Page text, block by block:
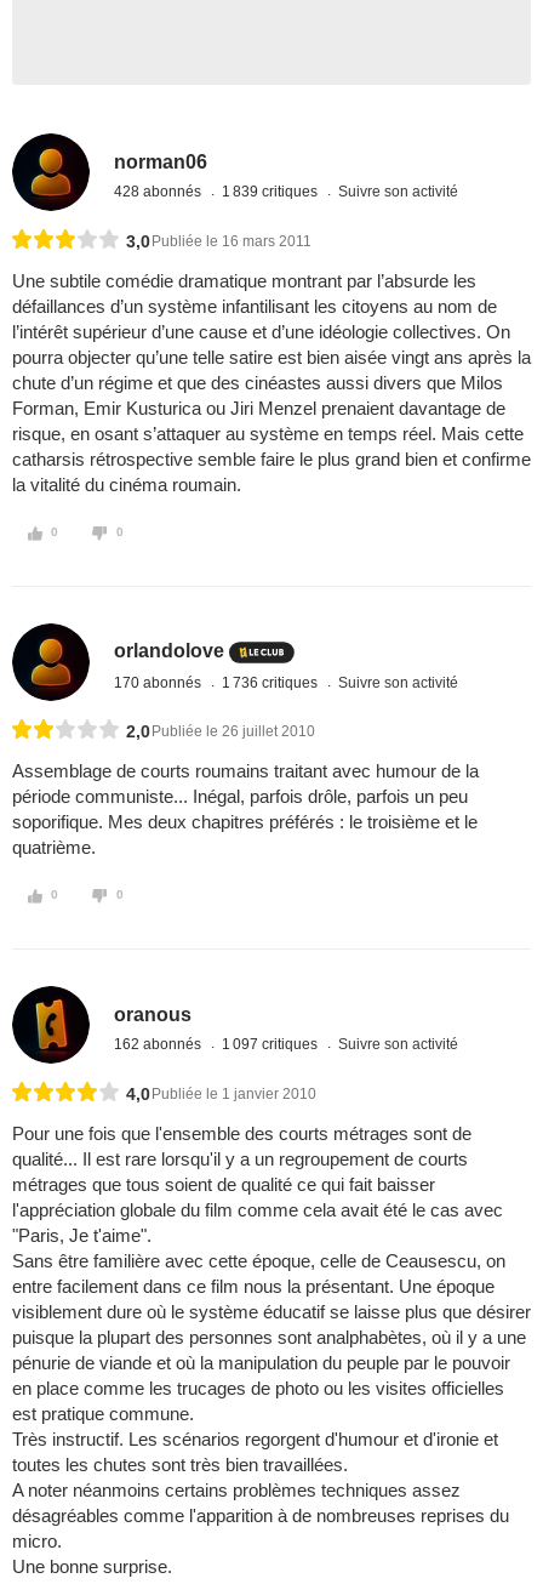
norman06
428 abonnés 1 839 critiques Suivre son activité
3,0 Publiée le 16 mars 2011
Une subtile comédie dramatique montrant par l’absurde les
défaillances d’un système infantilisant les citoyens au nom de
l’intérêt supérieur d’une cause et d’une idéologie collectives. On
pourra objecter qu’une telle satire est bien aisée vingt ans après la
chute d’un régime et que des cinéastes aussi divers que Milos
Forman, Emir Kusturica ou Jiri Menzel prenaient davantage de
risque, en osant s’attaquer au système en temps réel. Mais cette
catharsis rétrospective semble faire le plus grand bien et confirme
la vitalité du cinéma roumain.
0 0
orlandolove
170 abonnés 1 736 critiques Suivre son activité
2,0 Publiée le 26 juillet 2010
Assemblage de courts roumains traitant avec humour de la
période communiste... Inégal, parfois drôle, parfois un peu
soporifique. Mes deux chapitres préférés : le troisième et le
quatrième.
0 0
oranous
162 abonnés 1 097 critiques Suivre son activité
4,0 Publiée le 1 janvier 2010
Pour une fois que l'ensemble des courts métrages sont de
qualité... Il est rare lorsqu'il y a un regroupement de courts
métrages que tous soient de qualité ce qui fait baisser
l'appréciation globale du film comme cela avait été le cas avec
"Paris, Je t'aime".
Sans être familière avec cette époque, celle de Ceausescu, on
entre facilement dans ce film nous la présentant. Une époque
visiblement dure où le système éducatif se laisse plus que désirer
puisque la plupart des personnes sont analphabètes, où il y a une
pénurie de viande et où la manipulation du peuple par le pouvoir
en place comme les trucages de photo ou les visites officielles
est pratique commune.
Très instructif. Les scénarios regorgent d'humour et d'ironie et
toutes les chutes sont très bien travaillées.
A noter néanmoins certains problèmes techniques assez
désagréables comme l'apparition à de nombreuses reprises du
micro.
Une bonne surprise.